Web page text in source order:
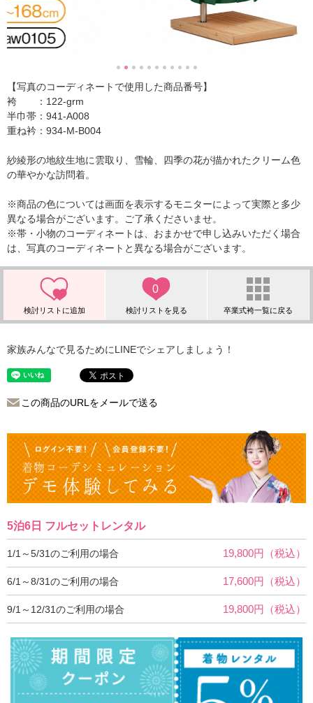
【写真のコーディネートで使用した商品番号】
袴 ：122-grm
半巾帯：941-A008
重ね衿：934-M-B004
紗綾形の地紋生地に雲取り、雪輪、四季の花が描かれたクリーム色
の華やかな訪問着。
※商品の色については画面を表示するモニターによって実際と多少
異なる場合がございます。ご了承くださいませ。
※帯・小物のコーディネートは、おまかせで申し込みいただく場合
は、写真のコーディネートと異なる場合がございます。
0
家族みんなで見るためにLINEでシェアしましょう！
この商品のURLをメールで送る
5泊6日 フルセットレンタル
1/1～5/31のご利用の場合 19,800円（税込）
6/1～8/31のご利用の場合 17,600円（税込）
9/1～12/31のご利用の場合 19,800円（税込）